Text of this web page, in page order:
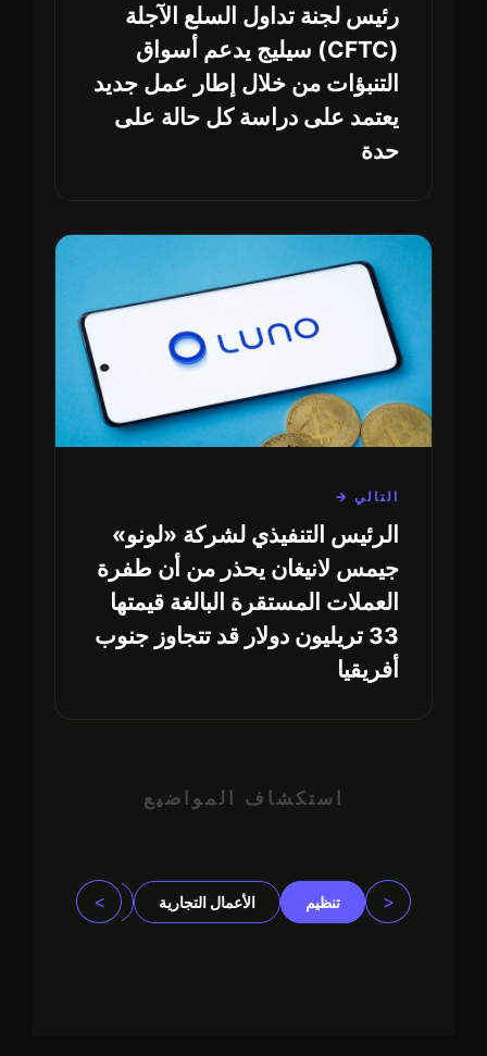
رئيس لجنة تداول السلع الآجلة
(CFTC) سيليج يدعم أسواق
التنبؤات من خلال إطار عمل جديد
يعتمد على دراسة كل حالة على
حدة
التالي →
الرئيس التنفيذي لشركة «لونو»
جيمس لانيغان يحذر من أن طفرة
العملات المستقرة البالغة قيمتها
33 تريليون دولار قد تتجاوز جنوب
أفريقيا
استكشاف المواضيع
< تنظيم الأعمال التجارية مجتمع
>